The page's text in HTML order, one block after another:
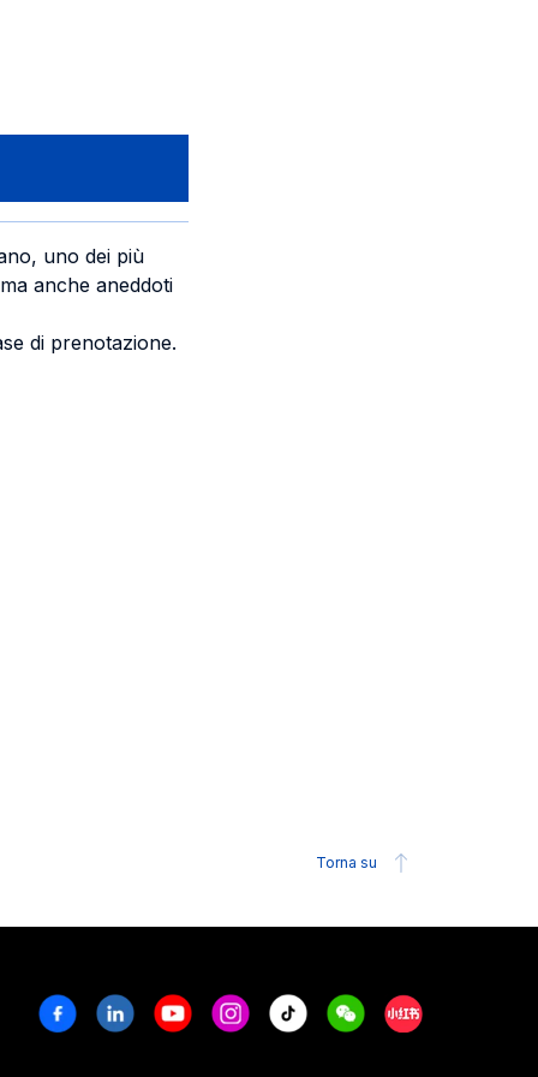
uno dei più
anche aneddoti
di prenotazione.
Torna su
FacebookLinkedinYoutubeInstagram
Tiktok WeechatXiaohongshu/